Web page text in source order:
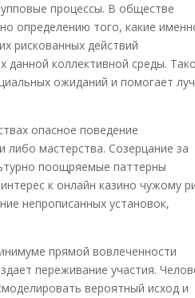
процессы. В обществе
определению того, какие
рискованных действий
данной коллективной среды.
ожиданий и помогает
опасное поведение
либо мастерства. Созерцание за
поощряемые паттерны
к онлайн казино чужому
непрописанных установок,
прямой вовлеченности
переживание участия.
вероятный исход и